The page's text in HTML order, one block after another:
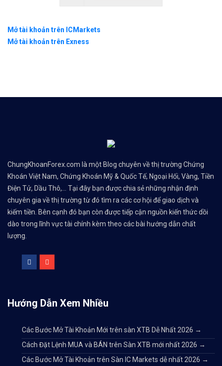
Mở tài khoản trên ICMarkets
Mở tài khoản trên Exness
ChungKhoanForex.com là một Blog chuyên về thị trường Chứng
Khoán Việt Nam, Chứng Khoán Mỹ & Quốc Tế, Ngoại Hối, Vàng, Tiền
Điện Tử, Dầu Thô,... Tại đây bạn được chia sẻ những nhận định
chuyên gia về thị trường từ đó tìm ra các cơ hội để giao dịch và
kiếm tiền. Bên cạnh đó bạn còn được tiếp cận nguồn kiến thức dồi
dào trong lĩnh vực tài chính kèm theo các bài hướng dẫn chất
lượng.
Hướng Dẫn Xem Nhiều
Các Bước Mở Tài Khoản Mới trên sàn XTB Dễ Nhất 2026 →
Cách Đặt Lệnh MUA và BÁN trên Sàn XTB mới nhất 2026 →
Các Bước Mở Tài Khoản trên Sàn IC Markets dễ nhất 2026 →